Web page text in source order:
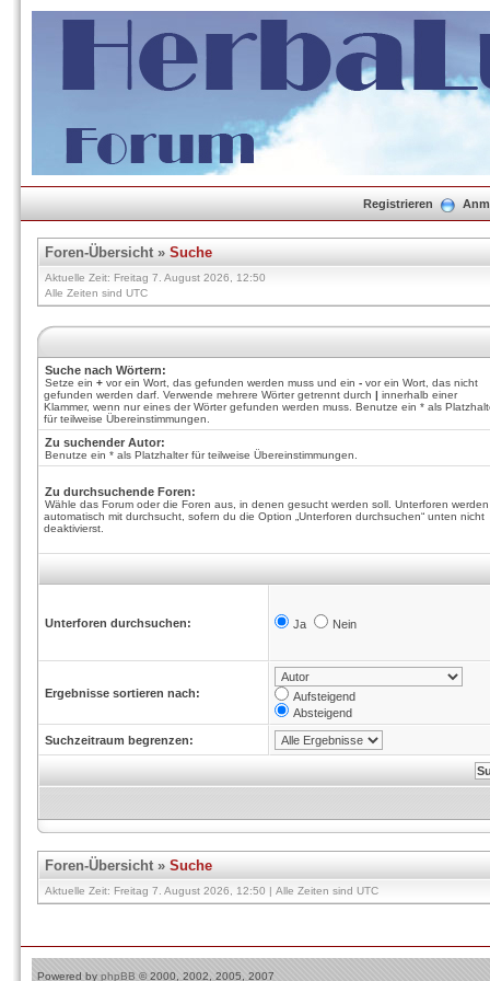
Registrieren
Foren-Übersicht» Suche
Aktuelle Zeit: Freitag 7. August 2026, 12:50
Alle Zeiten sind UTC
Suche nach Wörtern:
Setze ein + vor ein Wort, das gefunden werden muss und ein - vor ein Wort, das nicht
gefunden werden darf. Verwende mehrere Wörter getrennt durch | innerhalb einer
Klammer, wenn nur eines der Wörter gefunden werden muss. Benutze ein * als
für teilweise Übereinstimmungen.
Zu suchender Autor:
Benutze ein * als Platzhalter für teilweise Übereinstimmungen.
Zu durchsuchende Foren:
Wähle das Forum oder die Foren aus, in denen gesucht werden soll. Unterforen werden
automatisch mit durchsucht, sofern du die Option „Unterforen durchsuchen“ unten nicht
deaktivierst.
Unterforen durchsuchen: Ja Nein
Ergebnisse sortieren nach:
Aufsteigend
Absteigend
Suchzeitraum begrenzen:
Foren-Übersicht» Suche
Aktuelle Zeit: Freitag 7. August 2026, 12:50 | Alle Zeiten sind UTC
Powered by phpBB © 2000, 2002, 2005, 2007